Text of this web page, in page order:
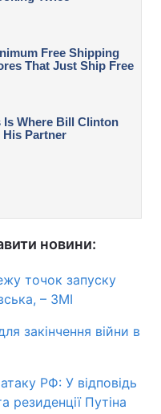
новини:
точок запуску
– ЗМІ
закінчення війни в
РФ: У відповідь
резиденції Путіна